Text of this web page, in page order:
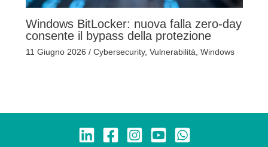
Windows BitLocker: nuova falla zero-day
consente il bypass della protezione
11 Giugno 2026 / Cybersecurity, Vulnerabilità Windows